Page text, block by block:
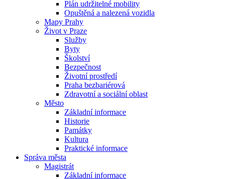
Plán udržitelné mobility
Opuštěná a nalezená vozidla
Mapy Prahy
Život v Praze
Služby
Byty
Školství
Bezpečnost
Životní prostředí
Praha bezbariérová
Zdravotní a sociální oblast
Město
Základní informace
Historie
Památky
Kultura
Praktické informace
Správa města
Magistrát
Základní informace